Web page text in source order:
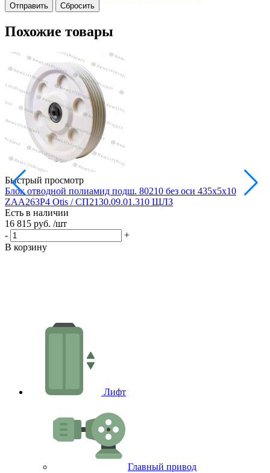
Сбросить
Похожие товары
Быстрый просмотр
Блок отводной полиамид подш. 80210 без оси 435х5х10
ZAA263P4 Otis / СП2130.09.01.310 ЩЛЗ
Есть в наличии
16 815 руб. /шт
-
+
В корзину
Лифт
Главный привод